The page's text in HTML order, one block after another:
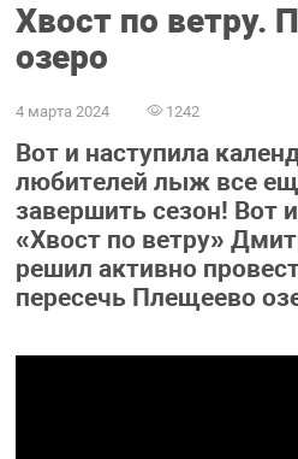
Хвост по ветру.
озеро
4 марта 2024 1242
Вот и наступила
любителей лыж все
завершить сезон! Вот
«Хвост по ветру»
решил активно
пересечь Плещеево